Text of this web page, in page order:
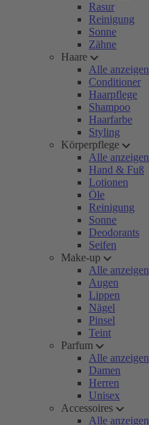
Rasur
Reinigung
Sonne
Zähne
Haare
Alle anzeigen
Conditioner
Haarpflege
Shampoo
Haarfarbe
Styling
Körperpflege
Alle anzeigen
Hand & Fuß
Lotionen
Öle
Reinigung
Sonne
Deodorants
Seifen
Make-up
Alle anzeigen
Augen
Lippen
Nägel
Pinsel
Teint
Parfum
Alle anzeigen
Damen
Herren
Unisex
Accessoires
Alle anzeigen